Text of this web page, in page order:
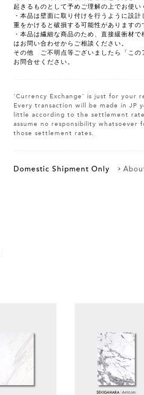
起きるものとして予めご理解の上でお使い
・本品は壁面に取り付けを行うように設
重をかけると破損する可能性がありますの
・本品は繊細な商品のため、直接緩衝材
はお問い合わせからご相談ください。
その他 ご不明点等ございましたら「この
お問合せください。
'Currency Exchange' is just for your
Every transaction will be made in JP
little according to the settlement
assume no responsibility
those settlement rates.
Domestic Shipment Only